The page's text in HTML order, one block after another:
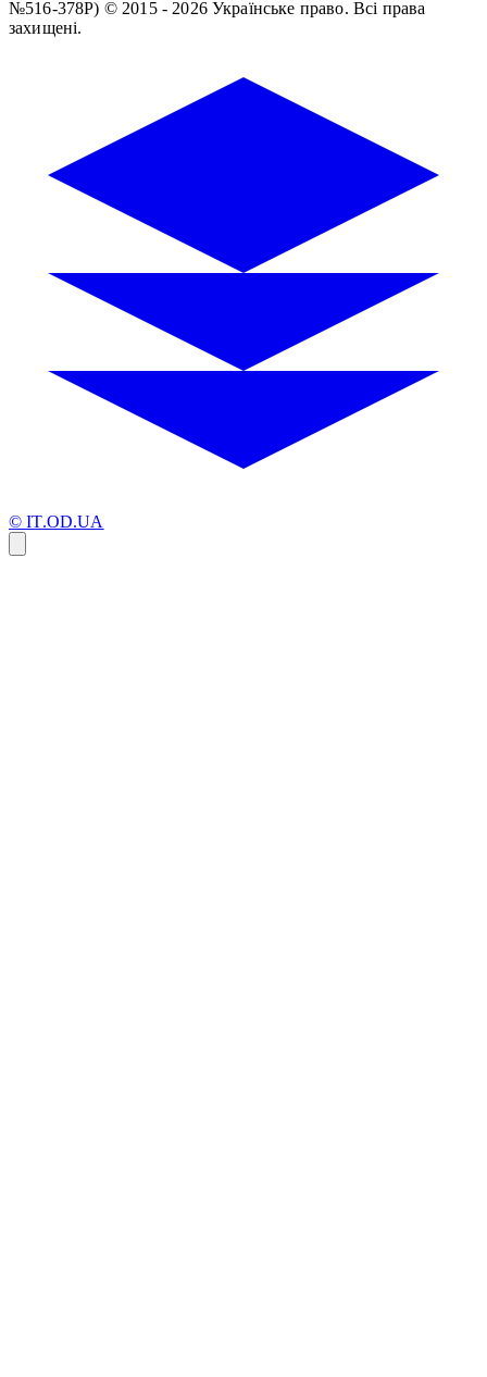
№516-378Р) © 2015 - 2026 Українське право. Всі права
захищені.
© IT.OD.UA